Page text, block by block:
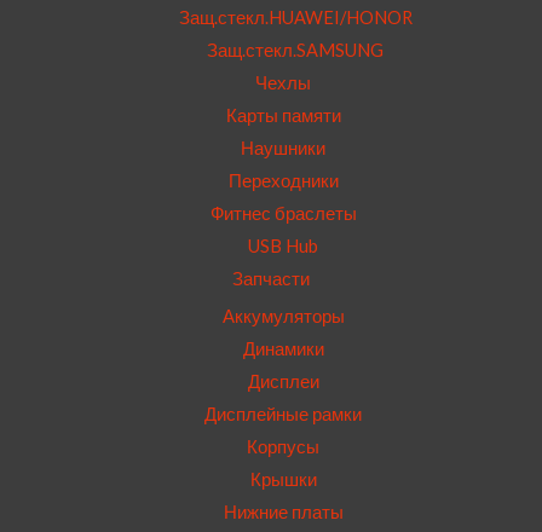
Защ.стекл.HUAWEI/HONOR
Защ.стекл.SAMSUNG
Чехлы
Карты памяти
Наушники
Переходники
Фитнес браслеты
USB Hub
Запчасти
Аккумуляторы
Динамики
Дисплеи
Дисплейные рамки
Корпусы
Крышки
Нижние платы